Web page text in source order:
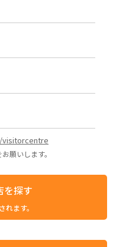
visitorcentre
願いします。
を探す
ます。